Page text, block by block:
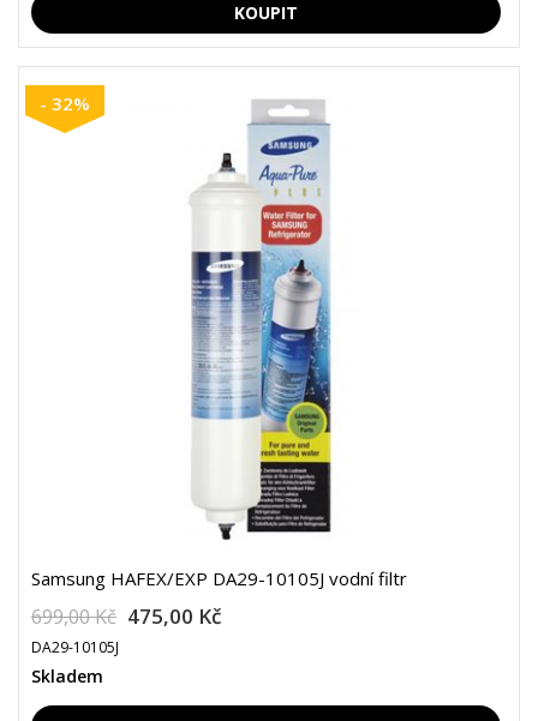
- 32%
Samsung HAFEX/EXP DA29-10105J vodní filtr
699,00 Kč 475,00 Kč
DA29-10105J
Skladem